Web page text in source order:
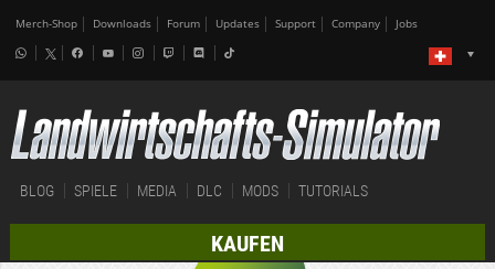
Merch-Shop Downloads Forum Updates Support Company Jobs
BLOG SPIELE MEDIA DLC MODS TUTORIALS
KAUFEN